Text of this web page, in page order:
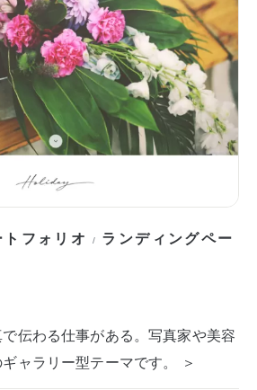
フォリオ / ランディングペー
伝わる仕事がある。写真家や美容
ャラリー型テーマです。 ＞